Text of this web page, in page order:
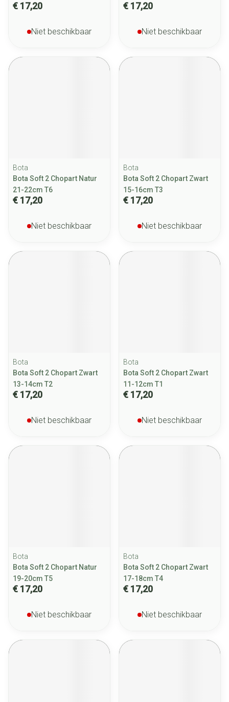
€ 17,20
Niet beschikbaar
€ 17,20
Niet beschikbaar
Bota
Bota Soft 2 Chopart Natur
21-22cm T6
€ 17,20
Niet beschikbaar
Bota
Bota Soft 2 Chopart Zwart
15-16cm T3
€ 17,20
Niet beschikbaar
Bota
Bota Soft 2 Chopart Zwart
13-14cm T2
€ 17,20
Niet beschikbaar
Bota
Bota Soft 2 Chopart Zwart
11-12cm T1
€ 17,20
Niet beschikbaar
Bota
Bota Soft 2 Chopart Natur
19-20cm T5
€ 17,20
Niet beschikbaar
Bota
Bota Soft 2 Chopart Zwart
17-18cm T4
€ 17,20
Niet beschikbaar